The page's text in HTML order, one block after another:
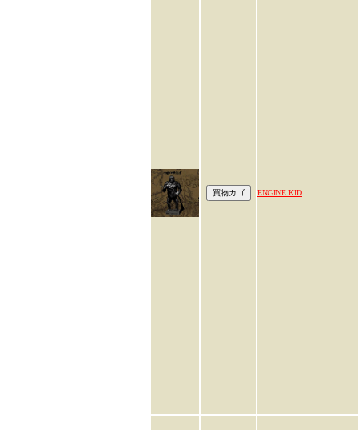
ENGINE KID